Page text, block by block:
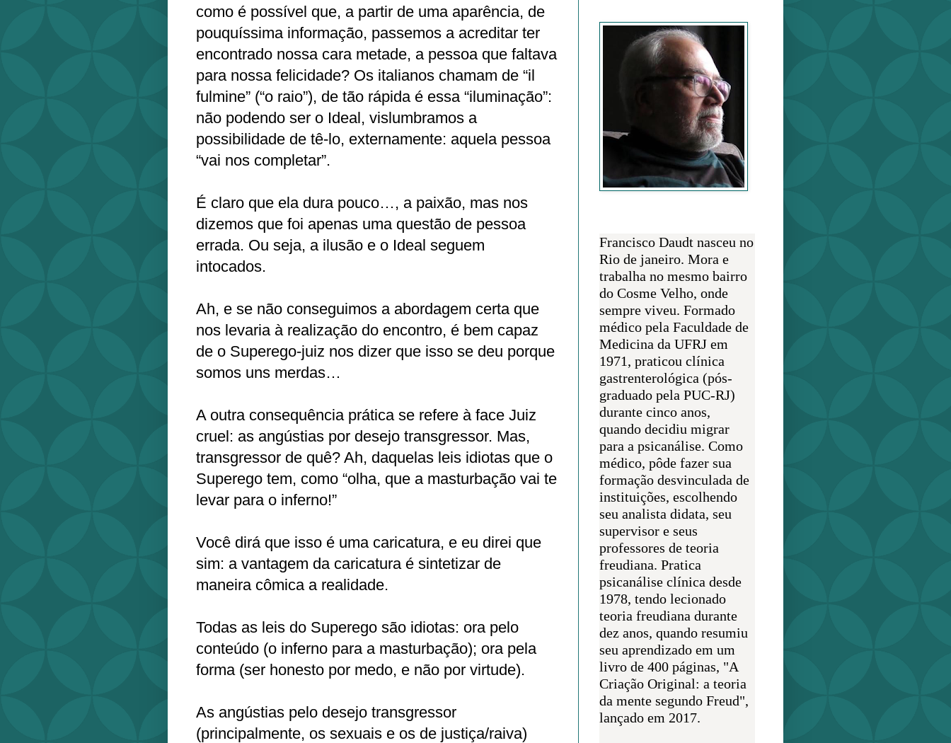
como é possível que, a partir de uma aparência, de
pouquíssima informação, passemos a acreditar ter
encontrado nossa cara metade, a pessoa que faltava
para nossa felicidade? Os italianos chamam de “il
fulmine” (“o raio”), de tão rápida é essa “iluminação”:
não podendo ser o Ideal, vislumbramos a
possibilidade de tê-lo, externamente: aquela pessoa
“vai nos completar”.
É claro que ela dura pouco…, a paixão, mas nos
dizemos que foi apenas uma questão de pessoa
errada. Ou seja, a ilusão e o Ideal seguem
intocados.
Ah, e se não conseguimos a abordagem certa que
nos levaria à realização do encontro, é bem capaz
de o Superego-juiz nos dizer que isso se deu porque
somos uns merdas…
A outra consequência prática se refere à face Juiz
cruel: as angústias por desejo transgressor. Mas,
transgressor de quê? Ah, daquelas leis idiotas que o
Superego tem, como “olha, que a masturbação vai te
levar para o inferno!”
Você dirá que isso é uma caricatura, e eu direi que
sim: a vantagem da caricatura é sintetizar de
maneira cômica a realidade.
Todas as leis do Superego são idiotas: ora pelo
conteúdo (o inferno para a masturbação); ora pela
forma (ser honesto por medo, e não por virtude).
As angústias pelo desejo transgressor
(principalmente, os sexuais e os de justiça/raiva)
Francisco Daudt nasceu no
Rio de janeiro. Mora e
trabalha no mesmo bairro
do Cosme Velho, onde
sempre viveu. Formado
médico pela Faculdade de
Medicina da UFRJ em
1971, praticou clínica
gastrenterológica (pós-
graduado pela PUC-RJ)
durante cinco anos,
quando decidiu migrar
para a psicanálise. Como
médico, pôde fazer sua
formação desvinculada de
instituições, escolhendo
seu analista didata, seu
supervisor e seus
professores de teoria
freudiana. Pratica
psicanálise clínica desde
1978, tendo lecionado
teoria freudiana durante
dez anos, quando resumiu
seu aprendizado em um
livro de 400 páginas, "A
Criação Original: a teoria
da mente segundo Freud",
lançado em 2017.